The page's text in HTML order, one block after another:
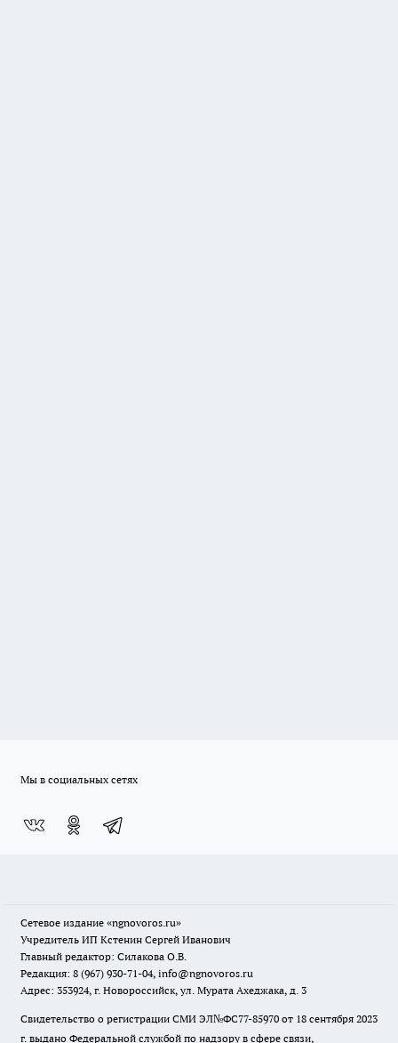
Мы в социальных сетях
Сетевое издание «ngnovoros.ru»
Учредитель ИП Кстенин Сергей Иванович
Главный редактор: Силакова О.В.
Редакция: 8 (967) 930-71-04, info@ngnovoros.ru
Адрес: 353924, г. Новороссийск, ул. Мурата Ахеджака, д. 3
Свидетельство о регистрации СМИ ЭЛ№ФС77-85970 от 18 сентября 2023
г. выдано Федеральной службой по надзору в сфере связи,